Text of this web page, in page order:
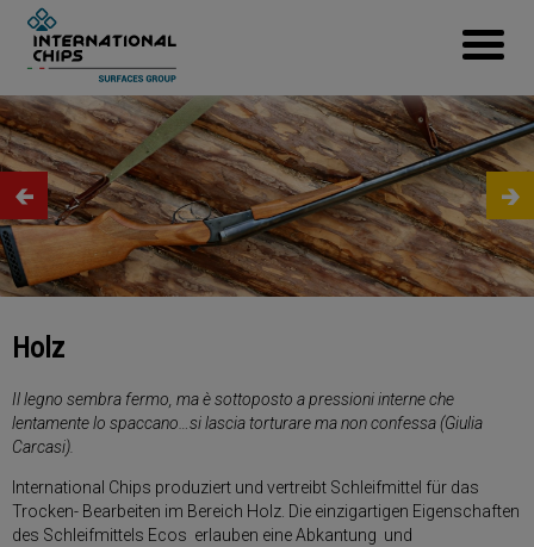
Holz
Il legno sembra fermo, ma è sottoposto a pressioni interne che
lentamente lo spaccano…si lascia torturare ma non confessa (Giulia
Carcasi).
International Chips produziert und vertreibt Schleifmittel für das
Trocken- Bearbeiten im Bereich Holz. Die einzigartigen Eigenschaften
des Schleifmittels Ecos erlauben eine Abkantung und